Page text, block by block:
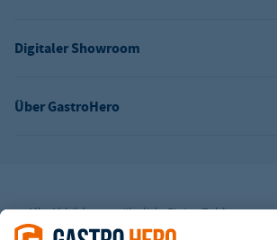
Über GastroHero
Digitaler Showroom
Alle Abbildungen ähnlich. Einige
könnenZusatzkostenverursachen.